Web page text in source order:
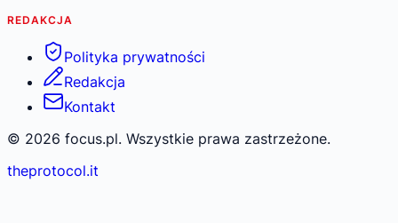
REDAKCJA
Polityka prywatności
Redakcja
Kontakt
© 2026 focus.pl. Wszystkie prawa zastrzeżone.
theprotocol.it